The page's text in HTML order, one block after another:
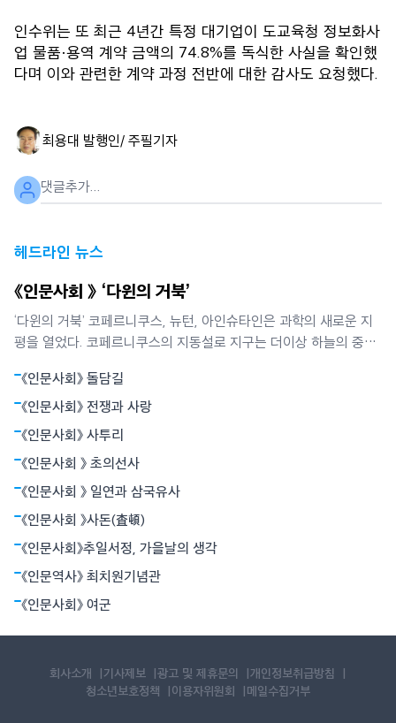
인수위는 또 최근 4년간 특정 대기업이 도교육청 정보화사
업 물품·용역 계약 금액의 74.8%를 독식한 사실을 확인했
다며 이와 관련한 계약 과정 전반에 대한 감사도 요청했다.
최용대 발행인/ 주필기자
헤드라인 뉴스
《인문사회 》 ‘다윈의 거북’
‘다윈의 거북’ 코페르니쿠스, 뉴턴, 아인슈타인은 과학의 새로운 지
평을 열었다. 코페르니쿠스의 지동설로 지구는 더이상 하늘의 중심
의해 빚어지는 현상임을 밝혔다. 뉴턴역학은 하늘과 지상을 함께 아
울렀다. 아인슈타인의 상대성원리는 시간과 공간의 상대성, 휘어진
공간개념으로서의 중력 등 혁명적
《인문사회》 돌담길
《인문사회》 전쟁과 사랑
《인문사회》 사투리
《인문사회 》 초의선사
《인문사회 》 일연과 삼국유사
《인문사회 》사돈(査頓)
《인문사회》추일서정, 가을날의 생각
《인문역사》 최치원기념관
《인문사회》 여군
회사소개 기사제보 광고 및 제휴문의
개인정보취급방침
청소년보호정책
이용자위원회 메일수집거부